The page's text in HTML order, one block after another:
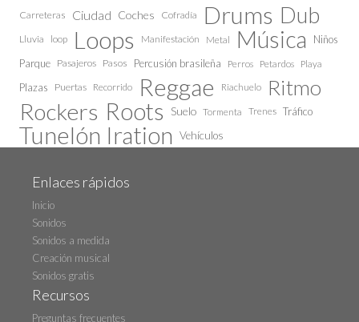
Carreteras Ciudad Coches Cofradía Drums Dub
Lluvia loop Loops Manifestación Metal Música
Niños
Parque Pasajeros Pasos Percusión brasileña Perros Petardos Playa
Plazas Puertas Recorrido Reggae Riachuelo Ritmo
Rockers Roots Suelo Tormenta Trenes Tráfico
Tunelón Iration Vehículos
Enlaces rápidos
Inicio
Sonidos
Sonidos a medida
Creación musical
Sonidos gratis
Recursos
Preguntas frecuentes